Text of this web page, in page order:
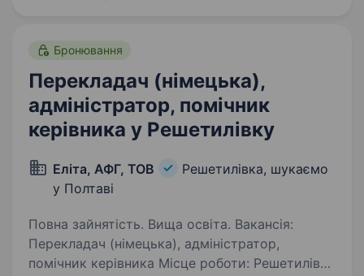
Бронювання
Перекладач (німецька),
адміністратор, помічник
керівника у Решетилівку
Еліта, АФГ, ТОВ
Решетилівка, шукаємо
у Полтаві
Повна зайнятість. Вища освіта. Вакансія:
Перекладач (німецька), адміністратор,
помічник керівника Місце роботи: Решетилівка